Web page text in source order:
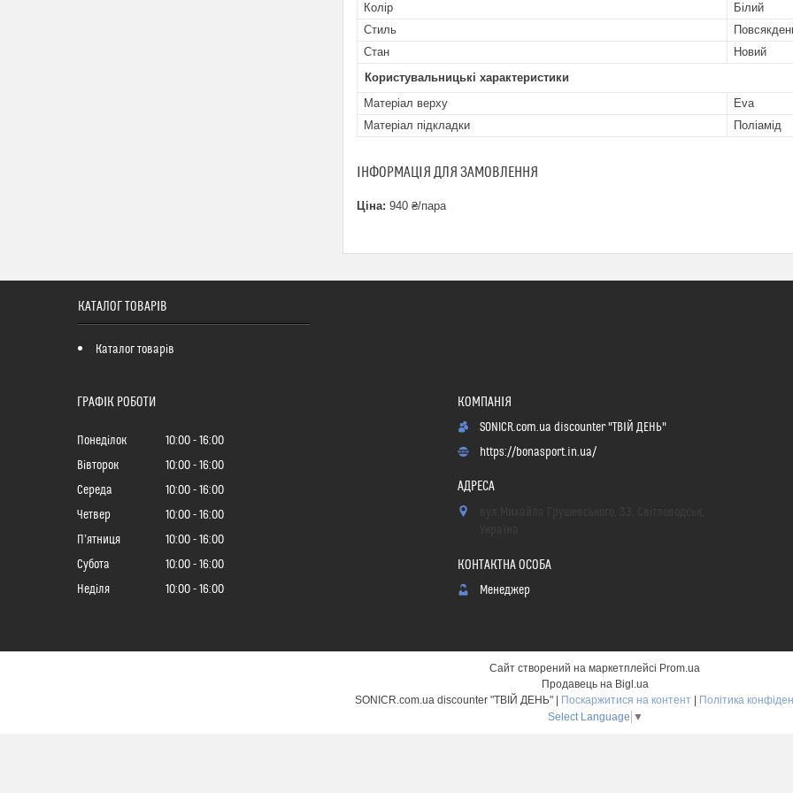
Колір
Білий
Стиль
Стан
Новий
Користувальницькі характеристики
Матеріал верху
Eva
Матеріал підкладки
Поліамід
ІНФОРМАЦІЯ ДЛЯ ЗАМОВЛЕННЯ
Ціна: 940 ₴/пара
КАТАЛОГ ТОВАРІВ
Каталог товарів
ГРАФІК РОБОТИ
Понеділок 10:00
16:00
Вівторок
10:00
16:00
Середа
10:00
16:00
Четвер
10:00
16:00
Пʼятниця
10:00
16:00
Субота
10:00
16:00
Неділя
10:00 16:00
SONICR.com.ua discounter "ТВІЙ ДЕНЬ"
https://bonasport.in.ua/
Менеджер
Сайт створений на маркетплейсі Prom.ua
Продавець на Bigl.ua
Поскаржитися на контент
Політика
Select Language ▼